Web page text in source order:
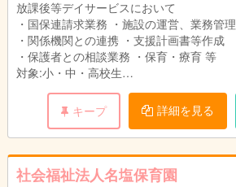
放課後等デイサービスにおいて
・国保連請求業務 ・施設の運営、業務管理
・関係機関との連携 ・支援計画書等作成
・保護者との相談業務 ・保育・療育 等
対象:小・中・高校生
利用:1日10人まで
キープ
詳細を見る
社会福祉法人名塩保育園